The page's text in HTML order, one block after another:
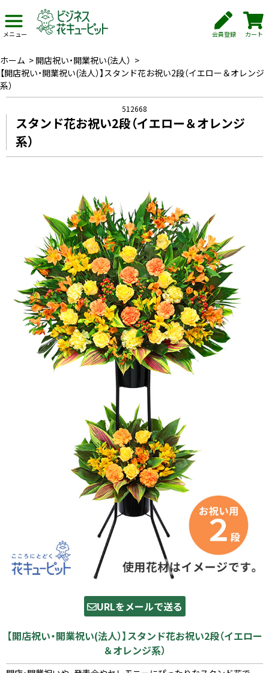
メニュー 会員登録 カート
ホーム > 開店祝い・開業祝い(法人） >
【開店祝い・開業祝い(法人）】スタンド花お祝い2段（イエロー＆オレンジ
系）
512668
スタンド花お祝い2段（イエロー＆オレンジ
系）
URLをメールで送る
【開店祝い・開業祝い(法人）】スタンド花お祝い2段（イエロー
＆オレンジ系）